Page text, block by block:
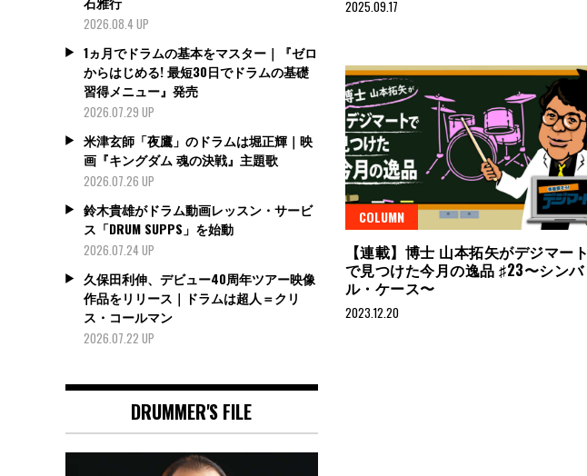
2025.09.17
COLUMN
【連載】博士 山本拓矢がデジマート
で見つけた今月の逸品 ♯23〜シンバ
ル・ケース〜
2023.12.20
2026.08.4 UP
1ヵ月でドラムの基本をマスター｜『ゼロ
からはじめる! 最短30日でドラムの基礎
習得メニュー』発売
2026.07.29 UP
米津玄師「夜鷹」のドラムは堀正輝｜映
画『キングダム 魂の決戦』主題歌
2026.07.26 UP
鈴木貴雄がドラム動画レッスン・サービ
ス「DRUM SUPPS」を始動
2026.07.24 UP
久保田利伸、デビュー40周年ツアー映像
作品をリリース｜ドラムは超人＝クリ
ス・コールマン
2026.07.22 UP
DRUMMER'S FILE